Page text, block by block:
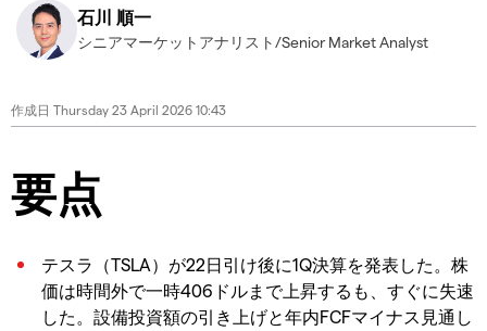
石川 順一
シニアマーケットアナリスト/Senior Market Analyst
作成日 Thursday 23 April 2026 10:43
要点
テスラ（TSLA）が22日引け後に1Q決算を発表した。株
価は時間外で一時406ドルまで上昇するも、すぐに失速
した。設備投資額の引き上げと年内FCFマイナス見通し